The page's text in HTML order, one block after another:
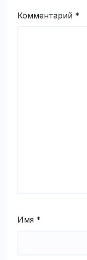
Комментарий *
Имя *